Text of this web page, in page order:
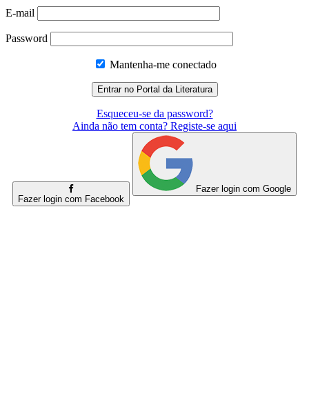
E-mail
Password
Mantenha-me conectado
Esqueceu-se da password?
Ainda não tem conta? Registe-se aqui
Fazer login com Facebook
Fazer login com Google